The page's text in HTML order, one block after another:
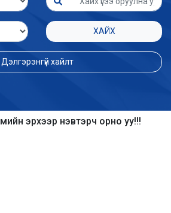
ХАЙХ
Дэлгэрэнгүй хайлт
эрхээр нэвтэрч орно уу!!!